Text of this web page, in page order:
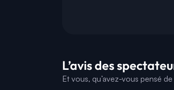
L’avis des
Et vous, qu’avez-vous pensé